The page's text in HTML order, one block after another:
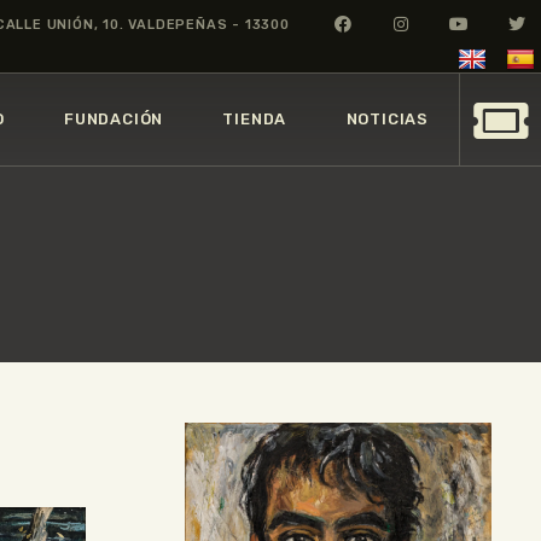
UNIÓN, 10. VALDEPEÑAS - 13300
FUNDACIÓN TIENDA NOTICIAS